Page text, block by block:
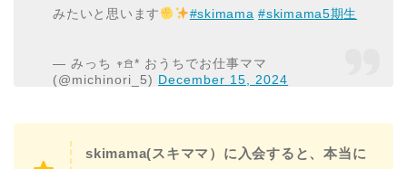
みたいと思います
#skimama #skimama5期生
— みっち 𖥧𖠿* おうちでお仕事ママ
(@michinori_5) December 15, 2024
skimama(スキママ）に入会すると、本当に